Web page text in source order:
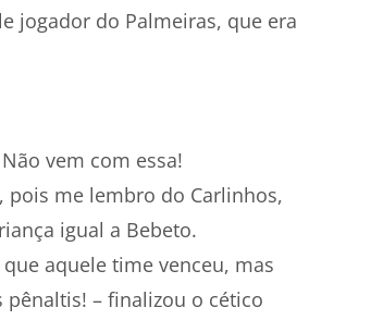
jogador do Palmeiras, que era
vem com essa!
pois me lembro do Carlinhos,
igual a Bebeto.
aquele time venceu, mas
– finalizou o cético